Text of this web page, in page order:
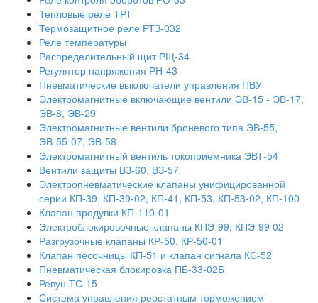
Тепловые реле ТРТ
Термозащитное реле РТЗ-032
Реле температуры
Распределительный щит РЩ-34
Регулятор напряжения РН-43
Пневматические выключатели управления ПВУ
Электромагнитные включающие вентили ЭВ-15 - ЭВ-17,
ЭВ-8, ЭВ-29
Электромагнитные вентили броневого типа ЭВ-55,
ЭВ-55-07, ЭВ-58
Электромагнитный вентиль токоприемника ЭВТ-54
Вентили защиты ВЗ-60, ВЗ-57
Электропневматические клапаны унифицированной
серии КП-39, КП-39-02, КП-41, КП-53, КП-53-02, КП-100
Клапан продувки КП-110-01
Электроблокировочные клапаны КПЭ-99, КПЭ-99 02
Разгрузочные клапаны КР-50, КР-50-01
Клапан песочницы КП-51 и клапан сигнала КС-52
Пневматическая блокировка ПБ-33-02Б
Ревун ТС-15
Система управления реостатным торможением